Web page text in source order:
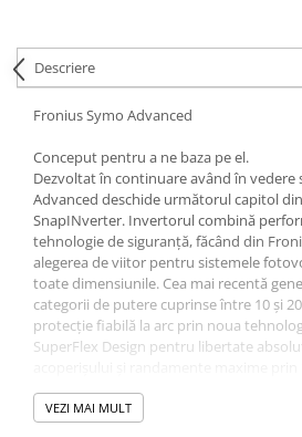
Descriere
Fronius Symo Advanced
Conceput pentru a ne baza pe el.
Dezvoltat în continuare având în vedere
Advanced deschide următorul capitol
SnapINverter. Invertorul combină
tehnologie de siguranță, făcând din
alegerea de viitor pentru sistemele
toate dimensiunile. Cea mai recentă
categorii de putere cuprinse între 10 și
protecție fiabilă la arc prin noua
SuperFlex Design pentru libertate
DATE DE INTRARE
VEZI MAI MULT